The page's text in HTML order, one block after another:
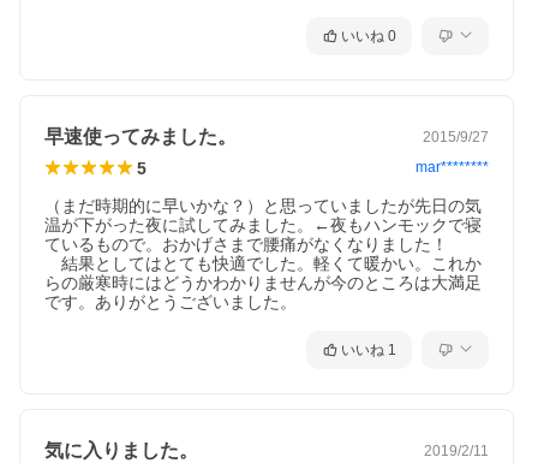
いいね 0
早速使ってみました。 2015/9/27
5 mar********
（まだ時期的に早いかな？）と思っていましたが先日の気
温が下がった夜に試してみました。←夜もハンモックで寝
ているもので。おかげさまで腰痛がなくなりました！
結果としてはとても快適でした。軽くて暖かい。これか
らの厳寒時にはどうかわかりませんが今のところは大満足
です。ありがとうございました。
いいね 1
気に入りました。 2019/2/11